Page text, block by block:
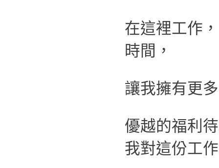
在這裡工作
時間，
讓我擁有更
優越的福利
我對這份工